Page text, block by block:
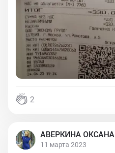
2
АВЕРКИНА ОКСАНА
11 марта 2023